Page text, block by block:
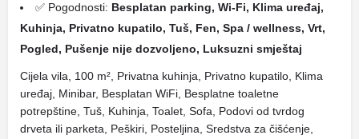
✅ Pogodnosti: Besplatan parking, Wi-Fi, Klima uređaj,
Kuhinja, Privatno kupatilo, Tuš, Fen, Spa / wellness, Vrt,
Pogled, Pušenje nije dozvoljeno, Luksuzni smještaj
Cijela vila, 100 m², Privatna kuhinja, Privatno kupatilo, Klima
uređaj, Minibar, Besplatan WiFi, Besplatne toaletne
potrepštine, Tuš, Kuhinja, Toalet, Sofa, Podovi od tvrdog
drveta ili parketa, Peškiri, Posteljina, Sredstva za čišćenje,